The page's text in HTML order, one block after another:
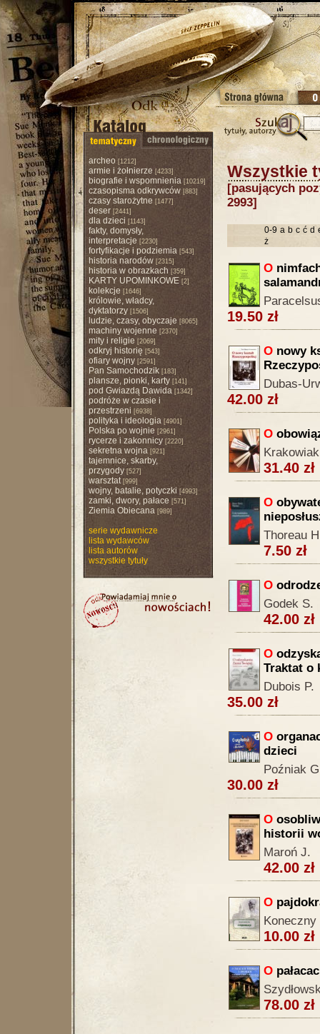
archeo [1212]
armie i żołnierze [4233]
biografie i wspomnienia[10219]
czasopisma odkrywców[883]
czasy starożytne [1477]
deser[2441]
dla dzieci [1143]
fakty, domysły,
interpretacje [2230]
fortyfikacje i podziemia[543]
historia narodów[2315]
historia w obrazkach [359]
KARTY UPOMINKOWE[2]
kolekcje [1646]
królowie, władcy,
dyktatorzy[1506]
ludzie, czasy, obyczaje [8065]
machiny wojenne [2370]
mity i religie [2069]
odkryj historię[543]
ofiary wojny[2591]
Pan Samochodzik[183]
plansze, pionki, karty[141]
pod Gwiazdą Dawida[1342]
podróże w czasie i
przestrzeni [6938]
polityka i ideologia[4901]
Polska po wojnie [2961]
rycerze i zakonnicy[2220]
sekretna wojna[921]
tajemnice, skarby,
przygody[527]
warsztat[999]
wojny, batalie, potyczki [4993]
zamki, dwory, pałace [571]
Ziemia Obiecana[989]
serie wydawnicze
lista wydawców
lista autorów
wszystkie tytuły
Wszystkie
[pasujących
2993]
0-9 a b c ć d
ż
O
19.50 zł
Onowy
Dubas-
42.00 zł
O
31.40 zł
O
Thoreau
7.50 zł
O
Godek S.
42.00 zł
O
Traktat o
Dubois P.
35.00 zł
O
dzieci
Poźniak
30.00 zł
O
historii
Maroń J.
42.00 zł
O
Koneczny
10.00 zł
O
78.00 zł